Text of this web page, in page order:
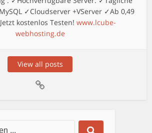
✓Cloudserver +VServer ✓Ab 0,49
kostenlos Testen! www.lcube-
webhosting.de
View all posts